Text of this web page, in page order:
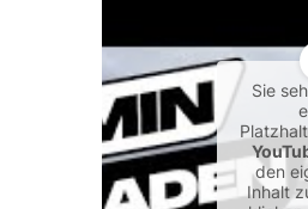
Sie
den
Inhalt